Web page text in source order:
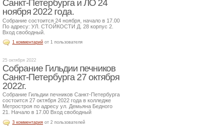
Санкт-Петербурга и ЛО 24
ноября 2022 года.
Собрание состоится 24 ноября, начало в 17.00
По адресу: УЛ. СТОЙКОСТИ Д. 28 корпус 2.
Вход свободный.
1 комментарий от 1 пользователя
25 октября 2022
Собрание Гильдии печников
Санкт-Петербурга 27 октября
2022г.
Собрание Гильдии печников Санкт-Петербурга
состоится 27 октября 2022 года в колледже
Метростроя по адресу ул. Демьяна Бедного
21. Начало в 17.00 Вход свободный
3 комментария от 2 пользователей